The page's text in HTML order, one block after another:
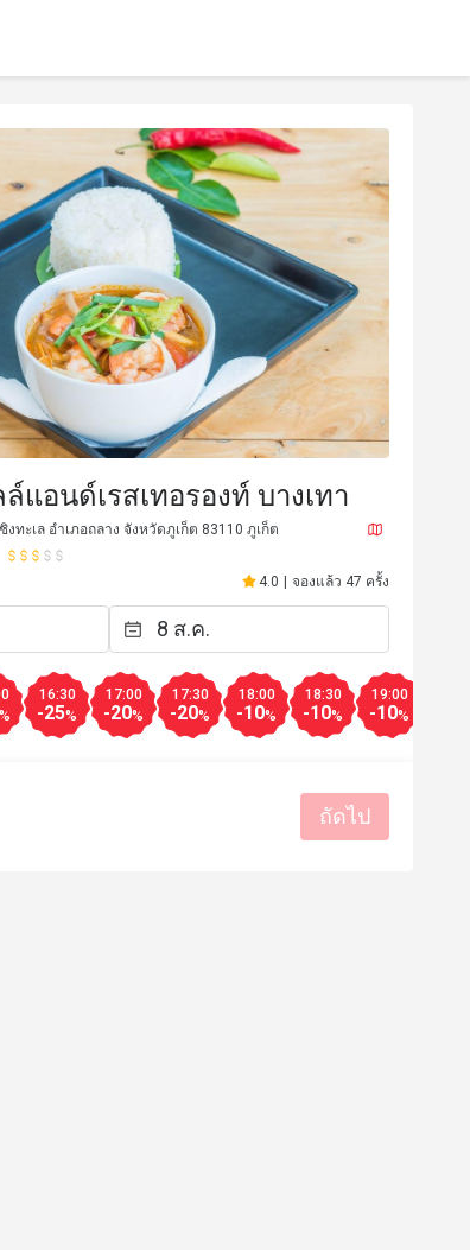
แอนด์เรสเทอรองท์ บางเทา
ทะเล อำเภอถลาง จังหวัดภูเก็ต 83110 ภูเก็ต
4.0 | จองแล้ว 47 ครั้ง
%
16:30
-25%
17:00
-20%
17:30
-20%
18:00
-10%
18:30
-10%
19:00
-10%
ถัดไป